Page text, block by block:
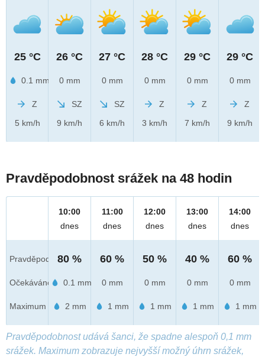
25 °C
0.1 mm
Z
5 km/h
26 °C
0 mm
SZ
9 km/h
27 °C
0 mm
SZ
6 km/h
28 °C
0 mm
Z
3 km/h
29 °C
0 mm
Z
7 km/h
29 °C
0 mm
Z
9 km/h
Pravděpodobnost srážek na 48 hodin
Pravděpod.
Očekáváno
Maximum
10:00
dnes
80 %
0.1 mm
2 mm
11:00
dnes
60 %
0 mm
1 mm
12:00
dnes
50 %
0 mm
1 mm
13:00
dnes
40 %
0 mm
1 mm
14:00
dnes
60 %
0 mm
1 mm
Pravděpodobnost udává šanci, že spadne alespoň 0,1 mm
srážek. Maximum zobrazuje nejvyšší možný úhrn srážek,